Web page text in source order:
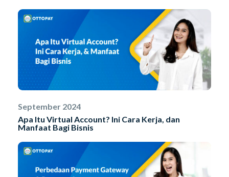
September 2024
Apa Itu Virtual Account? Ini Cara Kerja, dan
Manfaat Bagi Bisnis